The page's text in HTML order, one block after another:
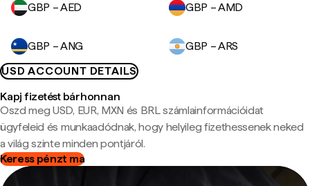
GBP – AED GBP – AMD
GBP – ANG
GBP – ARS
USD ACCOUNT DETAILS
Kapj fizetést bárhonnan
Oszd meg USD, EUR, MXN és BRL számlainformációidat
ügyfeleid és munkaadódnak, hogy helyileg fizethessenek neked
a világ szinte minden pontjáról.
Keress pénzt ma